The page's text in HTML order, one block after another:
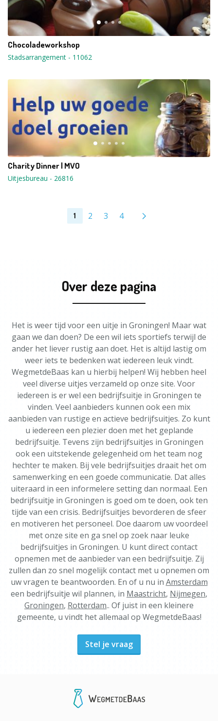
Chocoladeworkshop
Stadsarrangement - 11062
Charity Dinner | MVO
Uitjesbureau - 26816
1 2 3 4
Over deze pagina
Het is weer tijd voor een uitje in Groningen! Maar wat
gaan we dan doen? De een wil iets sportiefs terwijl de
ander het liever rustig aan doet. Het is altijd lastig om
weer iets te bedenken wat iedereen leuk vindt.
WegmetdeBaas kan u hierbij helpen! Wij hebben heel
veel diverse uitjes verzameld op onze site. Voor
iedereen is er wel een bedrijfsuitje in Groningen te
vinden. Veel aanbieders kunnen ook een mix
aanbieden van rustige en actieve bedrijfsuitjes. Zo kunt
u iedereen een plezier doen met het geplande
bedrijfsuitje. Tevens zijn bedrijfsuitjes in Groningen
ook een uitstekende gelegenheid om het team nog
hechter te maken. Bij vele bedrijfsuitjes draait het om
samenwerking en een goede communicatie. Dat alles
uiteraard in een informelere setting dan normaal. Een
bedrijfsuitje in Groningen is goed om te doen, ook ten
tijde van een crisis. Bedrijfsuitjes bevorderen de sfeer
en motiveren het personeel. Doe daarom uw voordeel
met onze site en ga snel op zoek naar leuke
bedrijfsuitjes in Groningen. U kunt direct contact
opnemen met de aanbieder van een bedrijfsuitje. Zij
zullen dan zo snel mogelijk contact met u opnemen om
uw vragen te beantwoorden. En of u nu in Amsterdam
een bedrijfsuitje wil plannen, in Maastricht, Nijmegen,
Groningen, Rotterdam.. Of juist in een kleinere
gemeente, u vindt het allemaal op WegmetdeBaas!
Stel je vraag